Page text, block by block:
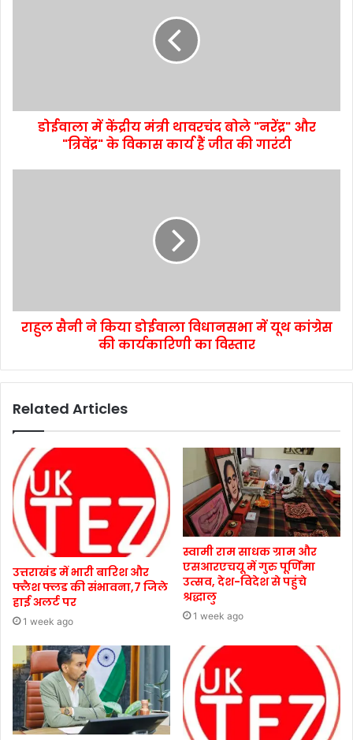
डोईवाला में केंद्रीय मंत्री थावरचंद बोले "नरेंद्र" और
"त्रिवेंद्र" के विकास कार्य हैं जीत की गारंटी
राहुल सैनी ने किया डोईवाला विधानसभा में यूथ कांग्रेस
की कार्यकारिणी का विस्तार
Related Articles
उत्तराखंड में भारी बारिश और
फ्लैश फ्लड की संभावना,7 जिले
हाई अलर्ट पर
1 week ago
स्वामी राम साधक ग्राम और
एसआरएचयू में गुरु पूर्णिमा
उत्सव, देश-विदेश से पहुंचे
श्रद्धालु
1 week ago